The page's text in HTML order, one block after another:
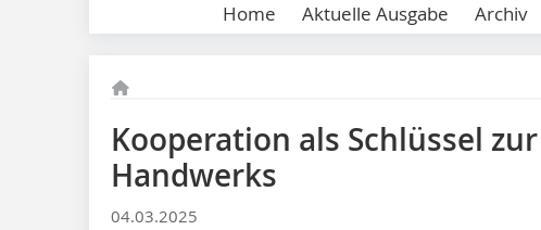
Home Aktuelle Ausgabe Archiv
Kooperation als Schlüssel
Handwerks
04.03.2025